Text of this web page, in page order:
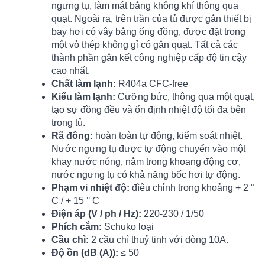
ngưng tụ, làm mát bằng không khí thông qua
quạt. Ngoài ra, trên trần của tủ được gắn thiết bị
bay hơi có vây bằng ống đồng, được đặt trong
một vỏ thép không gỉ có gắn quạt. Tất cả các
thành phần gắn kết công nghiệp cấp độ tin cậy
cao nhất.
Chất làm lạnh: R404a CFC-free
Kiểu làm lạnh: Cưỡng bức, thông qua một quạt,
tạo sự đồng đều và ổn định nhiệt độ tối đa bên
trong tủ.
Rã đông: hoàn toàn tự động, kiểm soát nhiệt.
Nước ngưng tụ được tự động chuyển vào một
khay nước nóng, nằm trong khoang động cơ,
nước ngưng tụ có khả năng bốc hơi tự động.
Phạm vi nhiệt độ: đìêu chỉnh trong khoảng + 2 °
C / + 15 ° C
Điện áp (V / ph / Hz): 220-230 / 1/50
Phích cắm: Schuko loại
Cầu chì: 2 cầu chì thuỷ tinh với dòng 10A.
Độ ồn (dB (A)): ≤ 50